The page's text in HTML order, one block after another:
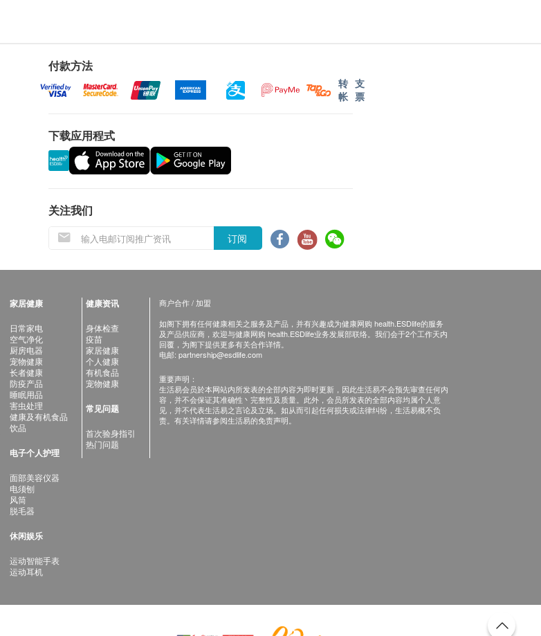
付款方法
转
帐
支
票
下载应用程式
关注我们
订阅
家居健康
日常家电
空气净化
厨房电器
宠物健康
长者健康
防疫产品
睡眠用品
害虫处理
健康及有机食品
饮品
电子个人护理
面部美容仪器
电须刨
风筒
脱毛器
休闲娱乐
运动智能手表
运动耳机
健康资讯
身体检查
疫苗
家居健康
个人健康
有机食品
宠物健康
常见问题
首次验身指引
热门问题
商户合作 / 加盟
如阁下拥有任何健康相关之服务及产品，并有兴趣成为健康网购 health.ESDlife的服务
及产品供应商，欢迎与健康网购 health.ESDlife业务发展部联络。我们会于2个工作天内
回覆，为阁下提供更多有关合作详情。
电邮: partnership@esdlife.com
重要声明：
生活易会员於本网站内所发表的全部内容为即时更新，因此生活易不会预先审查任何内
容，并不会保证其准确性丶完整性及质量。此外，会员所发表的全部内容均属个人意
见，并不代表生活易之言论及立场。如从而引起任何损失或法律纠纷，生活易概不负
责。有关详情请参阅生活易的免责声明。